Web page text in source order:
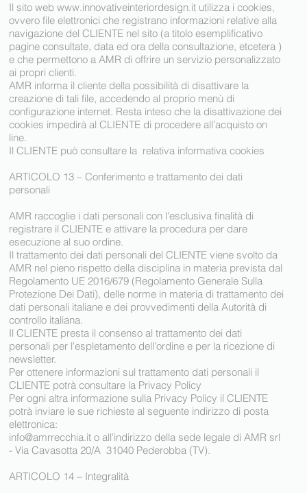
Il sito web www.innovativeinteriordesign.itutilizza i cookies,
ovvero file elettronici che registrano informazioni relative alla
navigazione del CLIENTE nel sito (a titolo esemplificativo
pagine consultate, data ed ora della consultazione, etcetera )
e che permettono a AMR di offrire un servizio personalizzato
ai propri clienti.
AMR informa il cliente della possibilità di disattivare la
creazione di tali file, accedendo al proprio menù di
configurazione internet. Resta inteso che la disattivazione dei
cookies impedirà al CLIENTE di procedere all’acquisto on
line.
Il CLIENTE può consultare la relativa informativa cookies
ARTICOLO 13 – Conferimento e trattamento dei dati
personali
AMR raccoglie i dati personali con l'esclusiva finalità di
registrare il CLIENTE e attivare la procedura per dare
esecuzione al suo ordine.
Il trattamento dei dati personali del CLIENTE viene svolto da
AMR nel pieno rispetto della disciplina in materia prevista dal
Regolamento UE 2016/679 (Regolamento Generale Sulla
Protezione Dei Dati), delle norme in materia di trattamento dei
dati personali italiane e dei provvedimenti della Autorità di
controllo italiana.
Il CLIENTE presta il consenso al trattamento dei dati
personali per l'espletamento dell'ordine e per la ricezione di
newsletter.
Per ottenere informazioni sul trattamento dati personali il
CLIENTE potrà consultare la Privacy Policy
Per ogni altra informazione sulla Privacy Policy il CLIENTE
potrà inviare le sue richieste al seguente indirizzo di posta
elettronica:
info@amrrecchia.ito all'indirizzo della sede legale di AMR srl
- Via Cavasotta 20/A 31040 Pederobba (TV).
ARTICOLO 14 – Integralità